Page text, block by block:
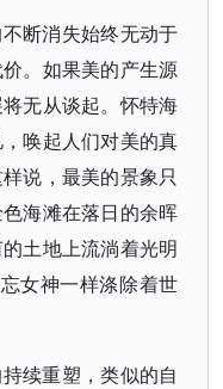
断消失始终无动于
。如果美的产生源
无从谈起。怀特海
唤起人们对美的真
说，最美的景象只
海滩在落日的余晖
土地上流淌着光明
女神一样涤除着世
续重塑，类似的自